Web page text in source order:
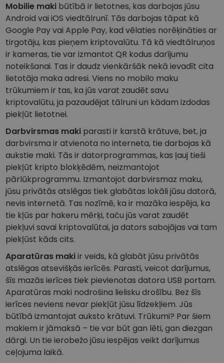
Mobilie maki būtībā ir lietotnes, kas darbojas jūsu
Android vai iOS viedtālrunī. Tās darbojas tāpat kā
Google Pay vai Apple Pay, kad vēlaties norēķināties ar
tirgotāju, kas pieņem kriptovalūtu. Tā kā viedtālruņos
ir kameras, tie var izmantot QR kodus darījumu
noteikšanai. Tas ir daudz vienkāršāk nekā ievadīt cita
lietotāja maka adresi. Viens no mobilo maku
trūkumiem ir tas, ka jūs varat zaudēt savu
kriptovalūtu, ja pazaudējat tālruni un kādam izdodas
piekļūt lietotnei.
Darbvirsmas maki parasti ir karstā krātuve, bet, ja
darbvirsma ir atvienota no interneta, tie darbojas kā
aukstie maki. Tās ir datorprogrammas, kas ļauj tieši
piekļūt kripto blokķēdēm, neizmantojot
pārlūkprogrammu. Izmantojot darbvirsmaz maku,
jūsu privātās atslēgas tiek glabātas lokāli jūsu datorā,
nevis internetā. Tas nozīmē, ka ir mazāka iespēja, ka
tie kļūs par hakeru mērķi, taču jūs varat zaudēt
piekļuvi savai kriptovalūtai, ja dators sabojājas vai tam
piekļūst kāds cits.
Aparatūras makiir veids, kā glabāt jūsu privātās
atslēgas atsevišķās ierīcēs. Parasti, veicot darījumus,
šīs mazās ierīces tiek pievienotas datora USB portam.
Aparatūras maki nodrošina lielisku drošību. Bez šīs
ierīces neviens nevar piekļūt jūsu līdzekļiem. Jūs
būtībā izmantojat auksto krātuvi. Trūkumi? Par šiem
makiem ir jāmaksā – tie var būt gan lēti, gan diezgan
dārgi. Un tie ierobežo jūsu iespējas veikt darījumus
ceļojuma laikā.